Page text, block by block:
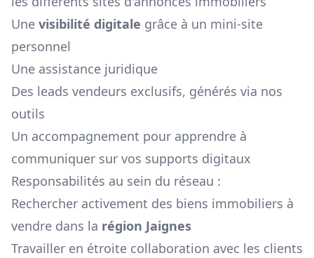
Une visibilité digitale grâce à un mini-site
personnel
Une assistance juridique
Des leads vendeurs exclusifs, générés via nos
outils
Un accompagnement pour apprendre à
communiquer sur vos supports digitaux
Responsabilités au sein du réseau :
Rechercher activement des biens immobiliers à
vendre dans la région Jaignes
Travailler en étroite collaboration avec les clients